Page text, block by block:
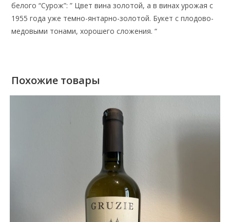
белого “Сурож”: ” Цвет вина золотой, а в винах урожая с
1955 года уже темно-янтарно-золотой. Букет с плодово-
медовыми тонами, хорошего сложения. “
Похожие товары